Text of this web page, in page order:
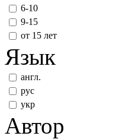
6-10
9-15
от 15 лет
Язык
англ.
рус
укр
Автор